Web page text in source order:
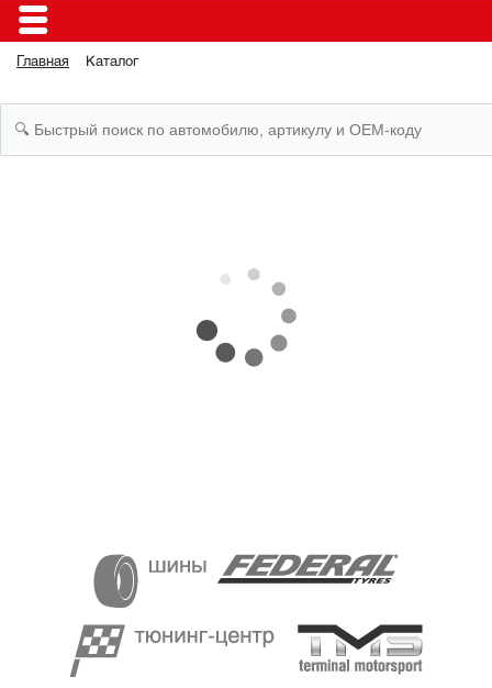
Главная Каталог